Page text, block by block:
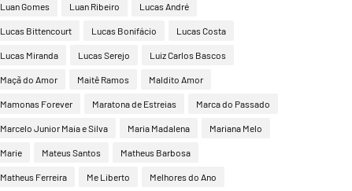
Luan Gomes Luan Ribeiro Lucas André
Lucas Bittencourt Lucas Bonifácio Lucas Costa
Lucas Miranda Lucas Serejo Luiz Carlos Bascos
Maçã do Amor Maitê Ramos Maldito Amor
Mamonas Forever Maratona de Estreias Marca do Passado
Marcelo Junior Maia e Silva Maria Madalena Mariana Melo
Marie Mateus Santos Matheus Barbosa
Matheus Ferreira Me Liberto Melhores do Ano